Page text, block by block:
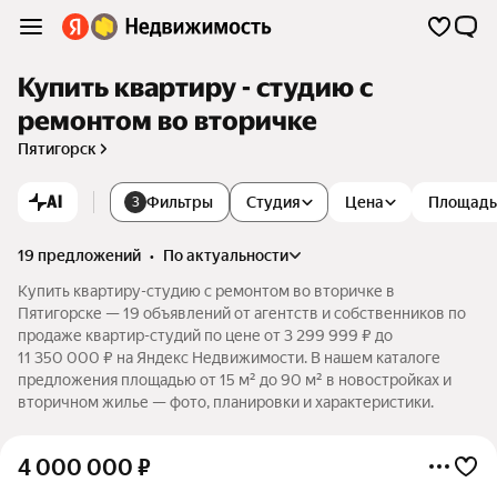
Купить квартиру - студию с
ремонтом во вторичке
Пятигорск
AI 3 Фильтры Студия Цена Площадь
19 предложений •
по актуальности
Купить квартиру-студию с ремонтом во вторичке в
Пятигорске — 19 объявлений от агентств и собственников по
продаже квартир-студий по цене от 3 299 999 ₽ до
11 350 000 ₽ на Яндекс Недвижимости. В нашем каталоге
предложения площадью от 15 м² до 90 м² в новостройках и
вторичном жилье — фото, планировки и характеристики.
4 000 000 ₽